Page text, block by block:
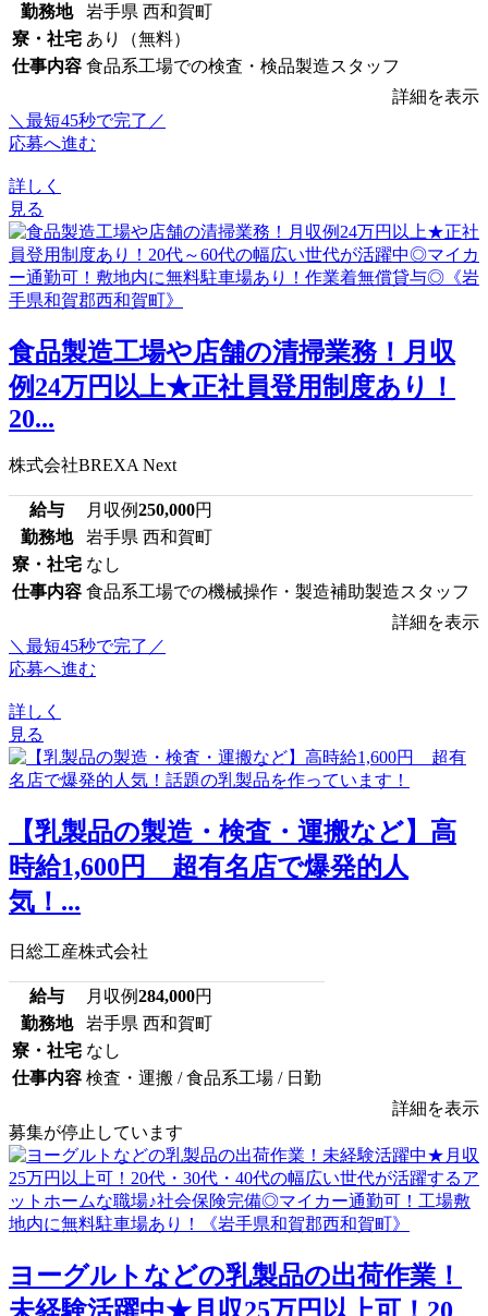
勤務地
岩手県 西和賀町
寮・社宅 あり（無料）
仕事内容 食品系工場での検査・検品製造スタッフ
詳細を表示
＼最短45秒で完了／
応募へ進む
詳しく
見る
食品製造工場や店舗の清掃業務！月収
例24万円以上★正社員登用制度あり！
20...
株式会社BREXA Next
給与 月収例250,000円
勤務地
岩手県 西和賀町
寮・社宅 なし
仕事内容 食品系工場での機械操作・製造補助製造スタッフ
詳細を表示
＼最短45秒で完了／
応募へ進む
詳しく
見る
【乳製品の製造・検査・運搬など】高
時給1,600円 超有名店で爆発的人
気！...
日総工産株式会社
給与 月収例284,000円
勤務地
岩手県 西和賀町
寮・社宅 なし
仕事内容 検査・運搬 / 食品系工場 / 日勤
詳細を表示
募集が停止しています
ヨーグルトなどの乳製品の出荷作業！